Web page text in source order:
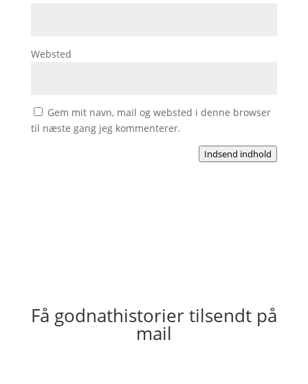
Websted
Gem mit navn, mail og websted i denne browser
til næste gang jeg kommenterer.
Indsend indhold
Få godnathistorier tilsendt på
mail